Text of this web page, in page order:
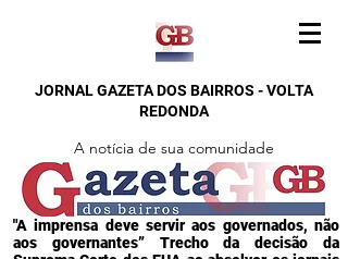
JORNAL GAZETA DOS BAIRROS - VOLTA
REDONDA
A notícia de sua comunidade
"A imprensa deve servir aos governados, não
aos governantes” Trecho da decisão da